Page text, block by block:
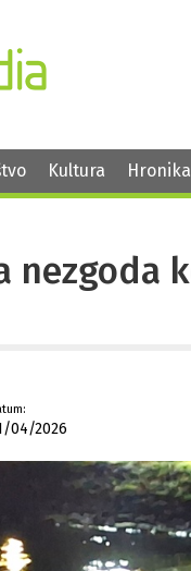
Kultura Hronika
nezgoda
04/2026